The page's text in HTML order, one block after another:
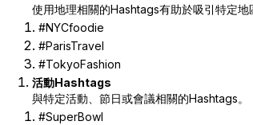
使用地理相關的Hashtags有助於吸引特定地
#NYCfoodie
#ParisTravel
#TokyoFashion
活動Hashtags
與特定活動、節日或會議相關的Hashtags。
#SuperBowl